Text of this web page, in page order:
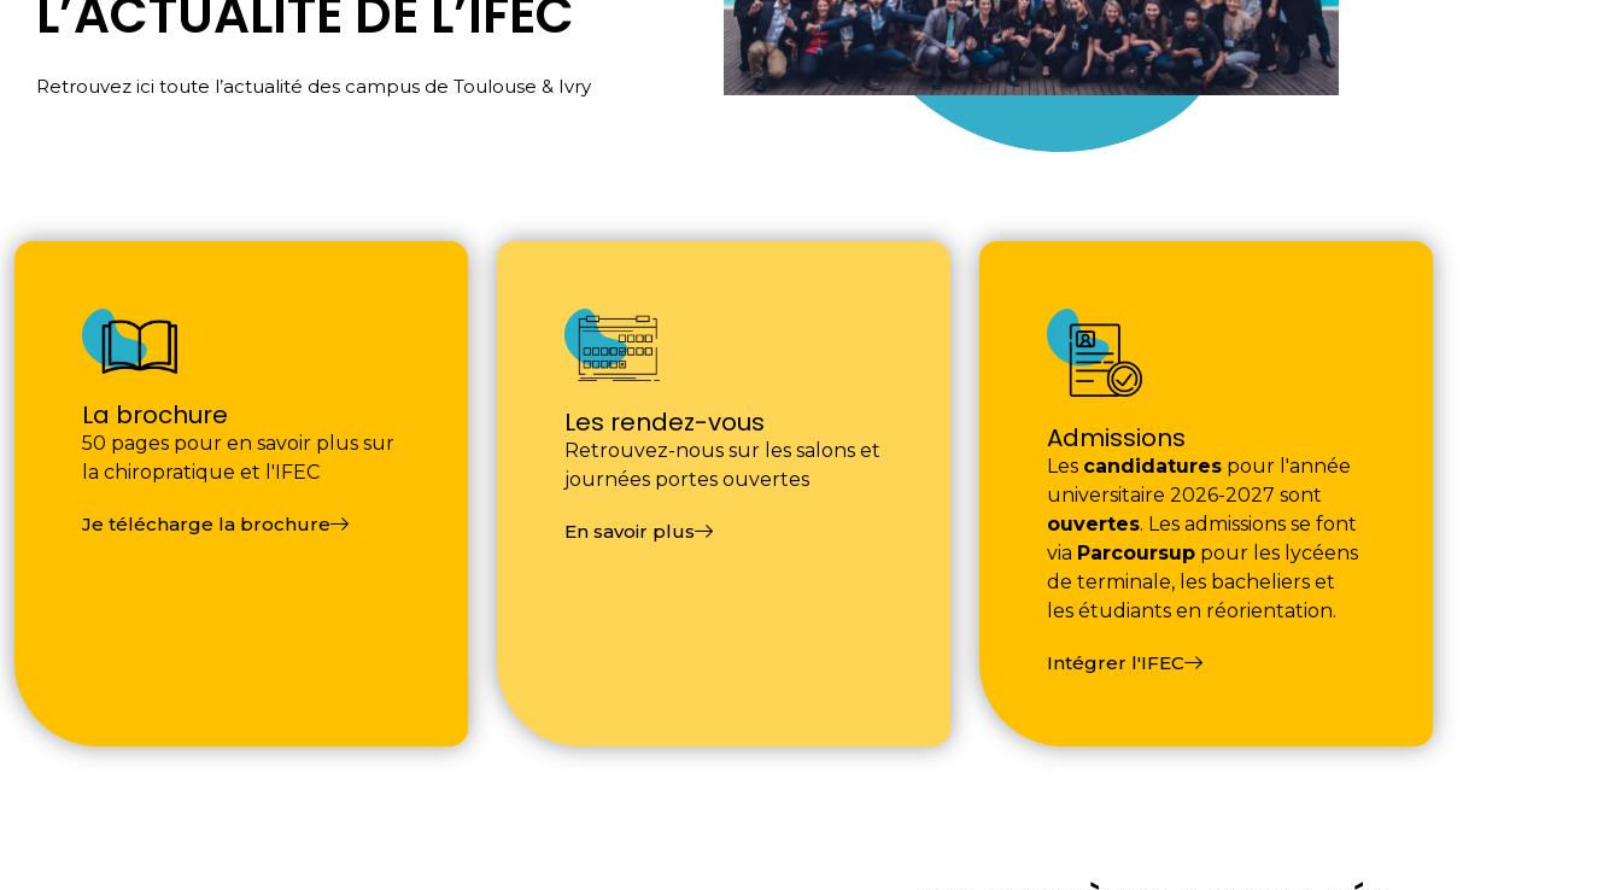
L’ACTUALITÉ DE L’IFEC
Retrouvez ici toute l’actualité des campus de Toulouse & Ivry
La brochure
50 pages pour en savoir plus sur
la chiropratique et l'IFEC
Je télécharge la brochure
Les rendez-vous
Retrouvez-nous sur les salons et
journées portes ouvertes
En savoir plus
Admissions
Les candidaturespour l'année
universitaire 2026-2027 sont
ouvertes. Les admissions se font
via Parcoursuppour les lycéens
de terminale, les bacheliers et
les étudiants en réorientation.
Intégrer l'IFEC